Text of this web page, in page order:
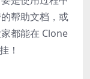
帮助文档，或
都能在 Clone
！